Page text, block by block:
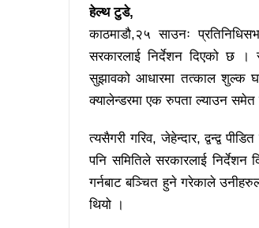
हेल्थ टुडे,
काठमाडौ,२५ साउनः
सरकारलाई निर्देशन दिएको छ ।
सुझावको आधारमा तत्काल शुल्क
क्यालेन्डरमा एक रुपता ल्याउन समेत
त्यसैगरी गरिव, जेहेन्दार, द्वन्द्व
पनि समितिले सरकारलाई निर्देशन
गर्नबाट बञ्चित हुने गरेकाले
थियो ।